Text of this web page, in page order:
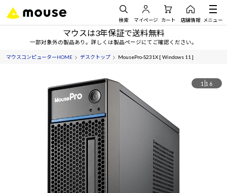
検索 マイページ カート 店舗情報 メニュー
マウスは3年保証で送料無料
一部対象外の製品あり。詳しくは製品ページにてご確認ください。
マウスコンピューターHOME デスクトップ MousePro-S231X [ Windows 11 ]
1 16